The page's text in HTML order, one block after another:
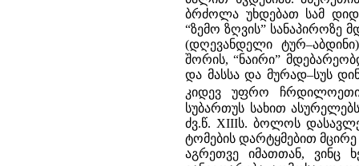
ბრძოლა უხდებათ სამ დიდ
“ზემო ზღვის” სანაპიროზე
(დღევანდელი
შორის, “ნაირი”
და მასსა და მურად–სუს
კიდევ უფრო
სუბართუს სახით
ძვ.წ. XIIIს. ბოლოს
ტომების დარტყმებით
აგრეთვე იმათთან, ვინც